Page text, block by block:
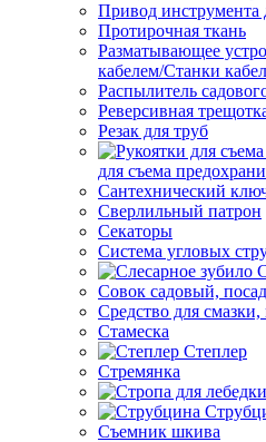
Привод инструмента
Протирочная ткань
Разматывающее
кабелем/Станки
Распылитель
Реверсивная
Резак для труб
для съема
Сантехнический
Сверлильный патрон
Секаторы
Система угловых
Совок садовый,
Средство для смазки,
Стамеска
Степлер
Стремянка
Съемник шкива